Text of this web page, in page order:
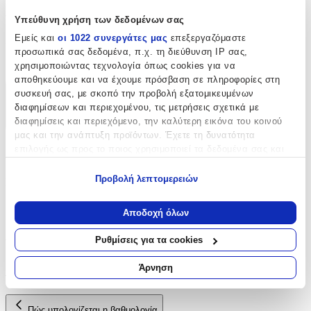
Υπεύθυνη χρήση των δεδομένων σας
Εμείς και οι 1022 συνεργάτες μας επεξεργαζόμαστε
προσωπικά σας δεδομένα, π.χ. τη διεύθυνση IP σας,
χρησιμοποιώντας τεχνολογία όπως cookies για να
αποθηκεύουμε και να έχουμε πρόσβαση σε πληροφορίες στη
συσκευή σας, με σκοπό την προβολή εξατομικευμένων
διαφημίσεων και περιεχομένου, τις μετρήσεις σχετικά με
διαφημίσεις και περιεχόμενο, την καλύτερη εικόνα του κοινού
μας και την ανάπτυξη προϊόντων. Έχετε τη δυνατότητα
Να συλλέξουμε πληροφορίες σχετικά με τη γεωγραφική
σας τοποθεσία, οι οποίες μπορεί να είναι ακριβείς σε
απόσταση μερικών μέτρων
Να αναγνωρίσουμε τη συσκευή σας σαρώνοντας ενεργά
για συγκεκριμένα χαρακτηριστικά (δακτυλικό αποτύπωμα)
Μάθετε περισσότερα σχετικά με τον τρόπο επεξεργασίας των
προσωπικών σας δεδομένων και καθορίστε τις προτιμήσεις σας
στηνενότητα “Λεπτομέρειες”. Μπορείτε να αλλάξετε ή να
Προβολή λεπτομερειών
Αποδοχή όλων
Ρυθμίσεις για τα cookies
Άρνηση
Είδος:
Φερμουάρ
Χαρακτηριστικά
+
Χαρακτηριστικά
Αξιολογήσεις
Προς το παρόν δεν υπάρχουν άλλες αξιολογήσεις. Όταν
προστεθούν, θα εμφανιστούν εδώ.